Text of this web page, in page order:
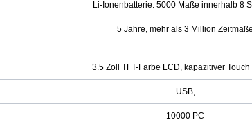
Li-Ionenbatterie. 5000 Maße innerhalb 8
5 Jahre, mehr als 3 Million Zeitmaße
3.5 Zoll TFT-Farbe LCD, kapazitiver Touch
USB,
10000 PC